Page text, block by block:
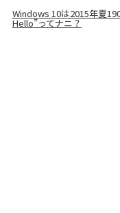
Windows 10は2015年夏
Hello”ってナニ？